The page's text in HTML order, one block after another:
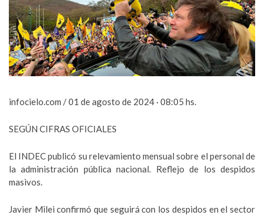
infocielo.com / 01 de agosto de 2024 · 08:05 hs.
SEGÚN CIFRAS OFICIALES
El INDEC publicó su relevamiento mensual sobre el personal de
la administración pública nacional. Reflejo de los despidos
masivos.
Javier Milei confirmó que seguirá con los despidos en el sector